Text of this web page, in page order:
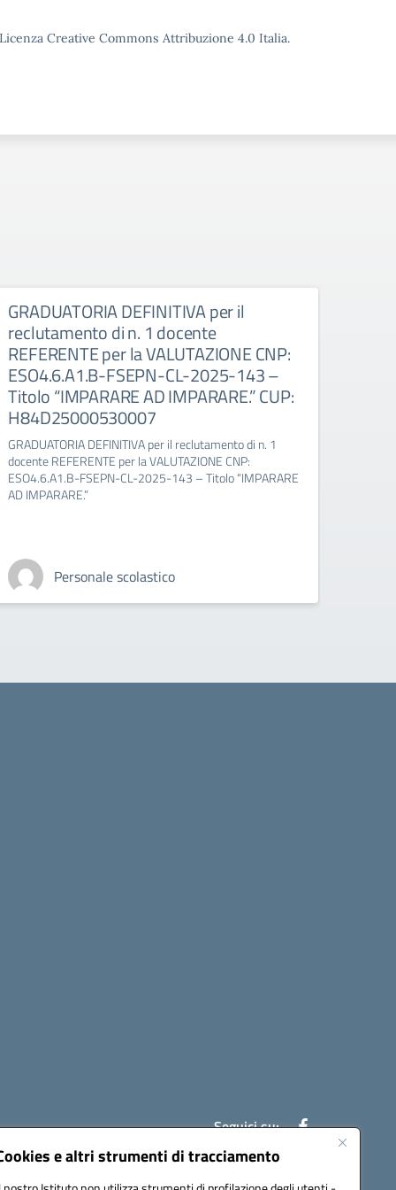
e altri strumenti di tracciamento
Creative Commons Attribuzione 4.0 Italia.
GRADUATORIA DEFINITIVA per il
reclutamento di n. 1 docente
REFERENTE per la VALUTAZIONE CNP:
ESO4.6.A1.B-FSEPN-CL-2025-143 –
Titolo “IMPARARE AD IMPARARE.” CUP:
H84D25000530007
GRADUATORIA DEFINITIVA per il reclutamento di n. 1
docente REFERENTE per la VALUTAZIONE CNP:
ESO4.6.A1.B-FSEPN-CL-2025-143 – Titolo “IMPARARE
AD IMPARARE.”
Personale scolastico
Seguici su: